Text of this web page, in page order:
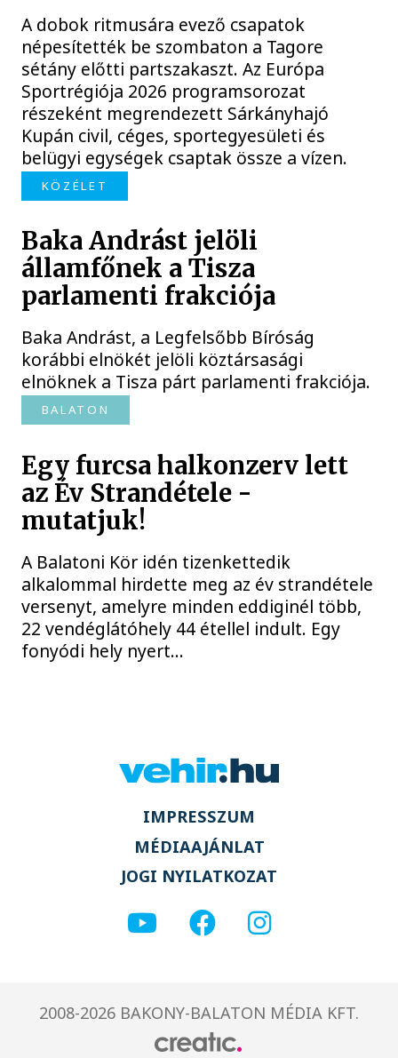
A dobok ritmusára evező csapatok
népesítették be szombaton a Tagore
sétány előtti partszakaszt. Az Európa
Sportrégiója 2026 programsorozat
részeként megrendezett Sárkányhajó
Kupán civil, céges, sportegyesületi és
belügyi egységek csaptak össze a vízen.
KÖZÉLET
Baka Andrást jelöli
államfőnek a Tisza
parlamenti frakciója
Baka Andrást, a Legfelsőbb Bíróság
korábbi elnökét jelöli köztársasági
elnöknek a Tisza párt parlamenti frakciója.
BALATON
Egy furcsa halkonzerv lett
az Év Strandétele -
mutatjuk!
A Balatoni Kör idén tizenkettedik
alkalommal hirdette meg az év strandétele
versenyt, amelyre minden eddiginél több,
22 vendéglátóhely 44 étellel indult. Egy
fonyódi hely nyert...
IMPRESSZUM
MÉDIAAJÁNLAT
JOGI NYILATKOZAT
2008-2026 BAKONY-BALATON MÉDIA KFT.